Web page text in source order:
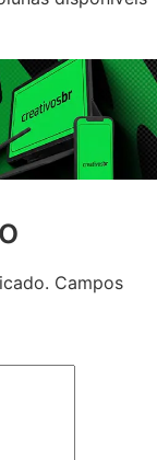
Campos